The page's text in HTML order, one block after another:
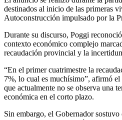
destinados al inicio de las primeras
Autoconstrucción impulsado por la
Durante su discurso, Poggi
contexto económico complejo
recaudación provincial y la
“En el primer cuatrimestre la
7%, lo cual es muchísimo”, afirmó
que actualmente no se observa una
económica en el corto plazo.
Sin embargo, el Gobernador